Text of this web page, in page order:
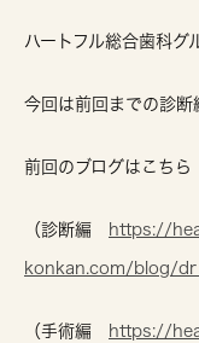
ハートフル総合歯科グ
今回は前回までの診断
前回のブログはこちら
（診断編 https://
konkan.com/blog/
（手術編 https://